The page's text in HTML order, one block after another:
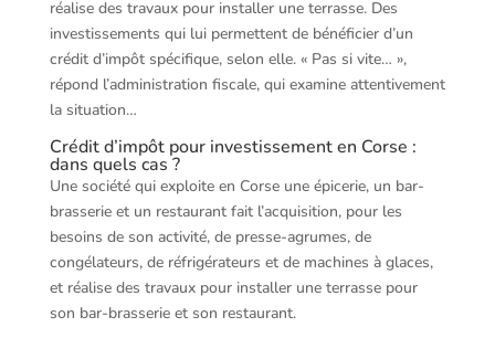
réalise des travaux pour installer une terrasse. Des
investissements qui lui permettent de bénéficier d’un
crédit d’impôt spécifique, selon elle. « Pas si vite… »,
répond l’administration fiscale, qui examine attentivement
la situation…
Crédit d’impôt pour investissement en Corse :
dans quels cas ?
Une société qui exploite en Corse une épicerie, un bar-
brasserie et un restaurant fait l’acquisition, pour les
besoins de son activité, de presse-agrumes, de
congélateurs, de réfrigérateurs et de machines à glaces,
et réalise des travaux pour installer une terrasse pour
son bar-brasserie et son restaurant.